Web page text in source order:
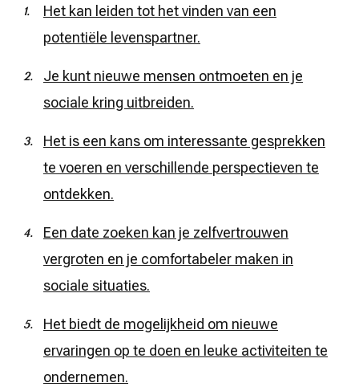
Het kan leiden tot het vinden van een
potentiële levenspartner.
Je kunt nieuwe mensen ontmoeten en je
sociale kring uitbreiden.
Het is een kans om interessante gesprekken
te voeren en verschillende perspectieven te
ontdekken.
Een date zoeken kan je zelfvertrouwen
vergroten en je comfortabeler maken in
sociale situaties.
Het biedt de mogelijkheid om nieuwe
ervaringen op te doen en leuke activiteiten te
ondernemen.